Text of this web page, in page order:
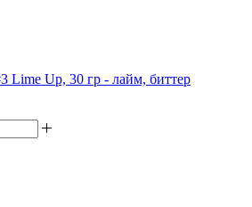
Lime Up, 30 гр - лайм, биттер